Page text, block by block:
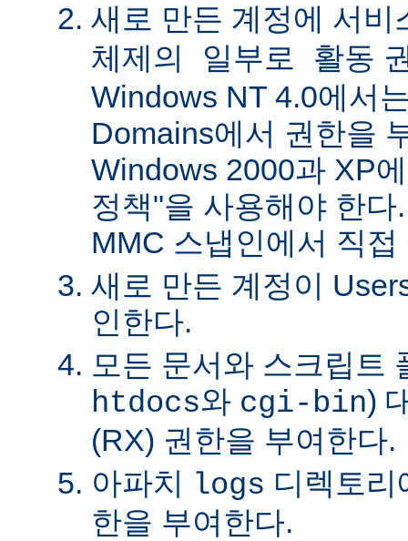
새로 만든 계정에 서비
체제의 일부로 활동
Windows NT 4.0에서
Domains에서 권한을
Windows 2000과 XP
정책"을 사용해야 한
MMC 스냅인에서 직
새로 만든 계정이
인한다.
모든 문서와 스크립트
htdocs와 cgi-bin)
(RX) 권한을 부여한다.
아파치 logs 디렉토리
한을 부여한다.